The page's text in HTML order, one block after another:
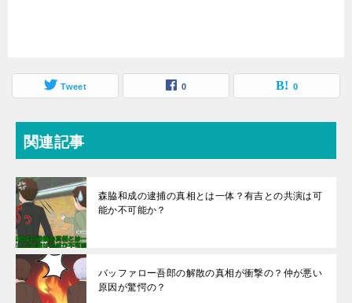
Tweet 0 0
関連記事
森脇和成の逮捕の真相とは一体？有吉との共演は可
能か不可能か？
バッファロー吾郎の解散の真相が衝撃の？仲が悪い
原因が驚愕の？